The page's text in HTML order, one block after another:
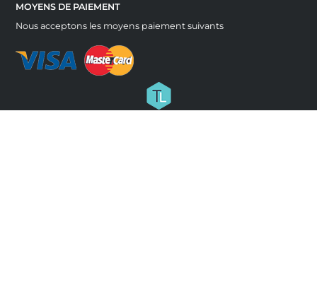
MOYENS DE PAIEMENT
Nous acceptons les moyens paiement suivants